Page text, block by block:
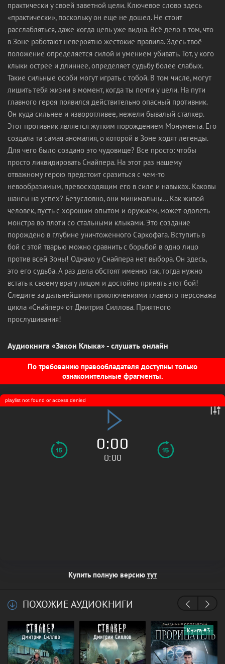
практически у своей заветной цели. Ключевое слово здесь
«практически», поскольку он еще не дошел. Не стоит
расслабляться, даже когда цель уже видна. Всё дело в том, что
в Зоне работают невероятно жестокие правила. Здесь твоё
положение определяется силой и умением убивать. Тот, у кого
клыки острее и длиннее, определяет судьбу более слабых.
Такие сильные особи могут играть с тобой. В том числе, могут
лишить тебя жизни в момент, когда ты почти у цели. На пути
главного героя появился действительно опасный противник.
Он куда сильнее и изворотливее, нежели бывалый сталкер.
Этот противник является жутким порождением Монумента. Его
создала та самая аномалия, о которой в Зоне ходят легенды.
Для чего было создано это чудовище? Все просто: чтобы
просто ликвидировать Снайпера. На этот раз нашему
отважному герою предстоит сразиться с чем-то
невообразимым, превосходящим его в силе и навыках. Каковы
шансы на успех? Безусловно, они минимальны… Как живой
человек, пусть с хорошим опытом и оружием, может одолеть
монстра во плоти со стальными клыками. Это создание
порождено в глубине уничтоженного Саркофага. Вступить в
бой с этой тварью можно сравнить с борьбой в одно лицо
против всей Зоны! Однако у Снайпера нет выбора. Он здесь,
это его судьба. А раз дела обстоят именно так, тогда нужно
встать к своему врагу лицом и достойно принять этот бой!
Следите за дальнейшими приключениями главного персонажа
цикла «Снайпер» от Дмитрия Силлова. Приятного
прослушивания!
Аудиокнига «Закон Клыка» - слушать онлайн
По требованию правообладателя доступны только
ознакомительные фрагменты.
0:00
0:00
playlist not found or access denied
Купить полную версию тут
ПОХОЖИЕ АУДИОКНИГИ
Книга #3